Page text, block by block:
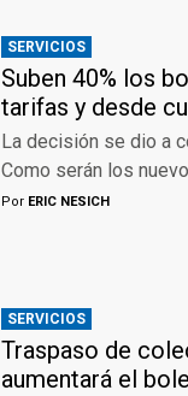
SERVICIOS
Suben 40% los
tarifas y desde
La decisión se dio a
Como serán los
Por ERIC NESICH
SERVICIOS
Traspaso de
aumentará el